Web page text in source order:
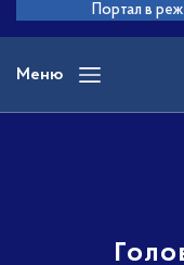
основного
вмісту
Портал в
Меню